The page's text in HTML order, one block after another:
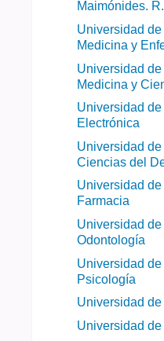
Maimónides.
Universidad
Medicina y
Universidad
Medicina y
Universidad
Electrónica
Universidad
Ciencias del
Universidad
Farmacia
Universidad
Odontología
Universidad
Psicología
Universidad
Universidad de